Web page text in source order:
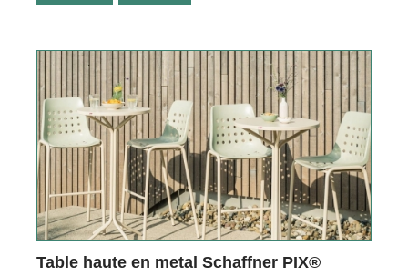
bar Schaffner
Table haute en metal Schaffner PIX®